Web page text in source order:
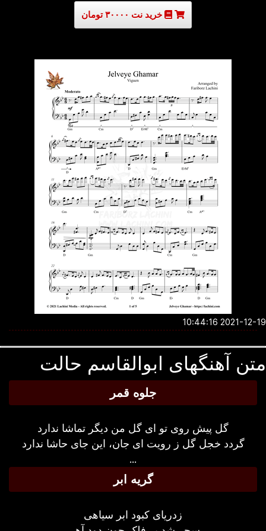
خرید نت ۳۰۰۰۰ تومان
2021-12-19
آهنگهای ابوالقاسم حالت
جلوه قمر
گل پیش روی تو ای گل من دیگر تماشا ندارد
گردد خجل گل ز رویت ای جان، این جای حاشا ندارد
گریه ابر
زدریای کبود ابر سیاهی